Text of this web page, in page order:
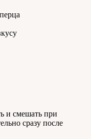
и смешать при
сразу после